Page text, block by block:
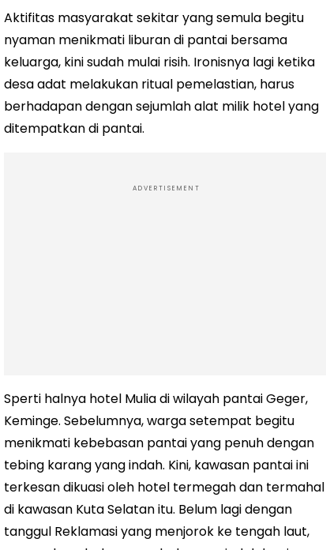
Aktifitas masyarakat sekitar yang semula begitu
nyaman menikmati liburan di pantai bersama
keluarga, kini sudah mulai risih. Ironisnya lagi ketika
desa adat melakukan ritual pemelastian, harus
berhadapan dengan sejumlah alat milik hotel yang
ditempatkan di pantai.
ADVERTISEMENT
Sperti halnya hotel Mulia di wilayah pantai Geger,
Keminge. Sebelumnya, warga setempat begitu
menikmati kebebasan pantai yang penuh dengan
tebing karang yang indah. Kini, kawasan pantai ini
terkesan dikuasi oleh hotel termegah dan termahal
di kawasan Kuta Selatan itu. Belum lagi dengan
tanggul Reklamasi yang menjorok ke tengah laut,